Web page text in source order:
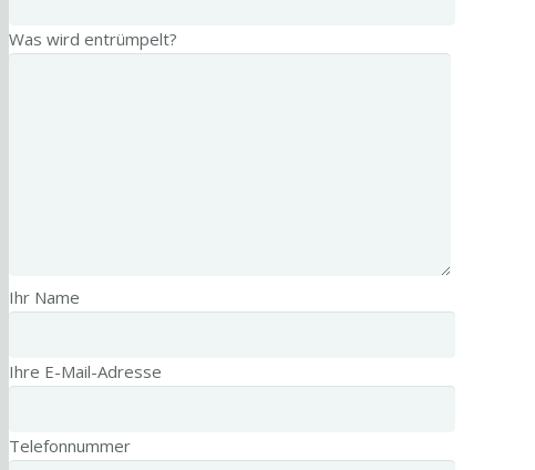
Was wird entrümpelt?
Ihr Name
Ihre E-Mail-Adresse
Telefonnummer